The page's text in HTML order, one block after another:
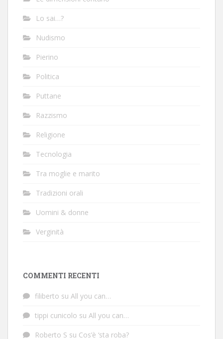
Lo sai…?
Nudismo
Pierino
Politica
Puttane
Razzismo
Religione
Tecnologia
Tra moglie e marito
Tradizioni orali
Uomini & donne
Verginità
COMMENTI RECENTI
filiberto su All you can…
tippi cunicolo su All you can…
Roberto S su Cos’è ‘sta roba?